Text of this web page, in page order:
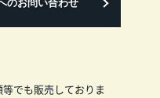
でも販売しておりま